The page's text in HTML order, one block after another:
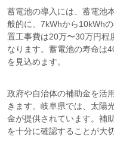
蓄電池の導入には、蓄電池
般的に、7kWhから10kWh
置工事費は20万〜30万円程
なります。蓄電池の寿命は
を見込めます。
政府や自治体の補助金を活
きます。岐阜県では、太陽
金が提供されています。補
を十分に確認することが大切